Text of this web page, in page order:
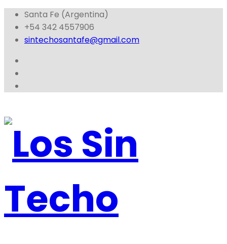
Santa Fe (Argentina)
+54 342 4557906
sintechosantafe@gmail.com